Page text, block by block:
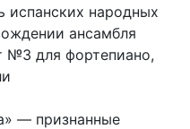
народных
ансамбля
№3 для фортепиано,
— признанные